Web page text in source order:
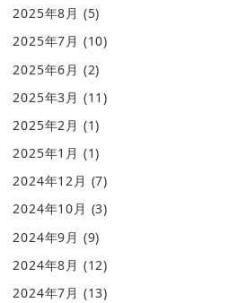
2025年8月 (5)
2025年7月 (10)
2025年6月 (2)
2025年3月 (11)
2025年2月 (1)
2025年1月 (1)
2024年12月 (7)
2024年10月 (3)
2024年9月 (9)
2024年8月 (12)
2024年7月 (13)